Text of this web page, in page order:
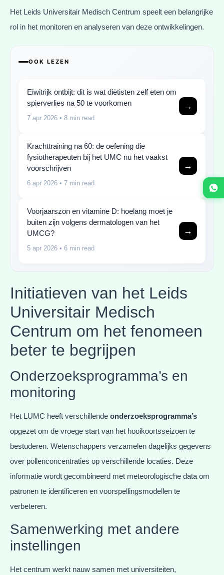
Het Leids Universitair Medisch Centrum speelt een belangrijke
rol in het monitoren en analyseren van deze ontwikkelingen.
OOK LEZEN
Eiwitrijk ontbijt: dit is wat diëtisten zelf eten om
spierverlies na 50 te voorkomen
7 apr 2026 • 8 min read
→
Krachttraining na 60: de oefening die
fysiotherapeuten bij het UMC nu het vaakst
voorschrijven
6 apr 2026 • 7 min read
→
Voorjaarszon en vitamine D: hoelang moet je
buiten zijn volgens dermatologen van het
UMCG?
5 apr 2026 • 6 min read
→
Initiatieven van het Leids
Universitair Medisch
Centrum om het fenomeen
beter te begrijpen
Onderzoeksprogramma’s en
monitoring
Het LUMC heeft verschillende onderzoeksprogramma’s
opgezet om de vroege start van het hooikoortsseizoen te
bestuderen. Wetenschappers verzamelen dagelijks gegevens
over pollenconcentraties op verschillende locaties. Deze
informatie wordt gecombineerd met meteorologische data om
patronen te identificeren en voorspellingsmodellen te
verbeteren.
Samenwerking met andere
instellingen
Het centrum werkt nauw samen met universiteiten,